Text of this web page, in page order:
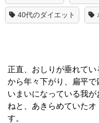
40代のダイエット
正直、おしりが垂れて
から年々下がり、扁平
いまいになっている我
ねと、あきらめていた
す。